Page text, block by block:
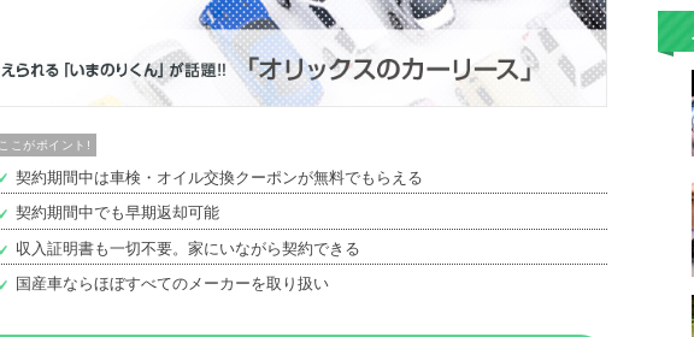
ここがポイント!
契約期間中は車検・オイル交換クーポンが無料でもらえる
契約期間中でも早期返却可能
収入証明書も一切不要。家にいながら契約できる
国産車ならほぼすべてのメーカーを取り扱い